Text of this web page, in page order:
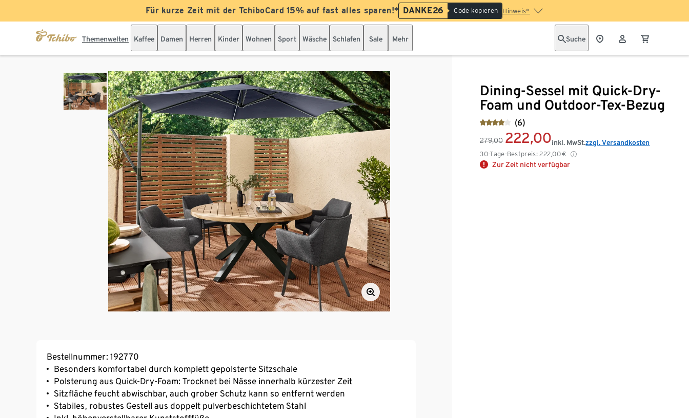
Für kurze Zeit mit der TchiboCard 15% auf fast alles sparen!* DANKE26 Code kopieren Hinweis*
Themenwelten Kaffee Damen Herren Kinder Wohnen Sport Wäsche Schlafen Sale Mehr Suche
Dining-Sessel mit Quick-Dry-
Foam und Outdoor-Tex-Bezug
(6)
279,00 222,00
30-Tage-Bestpreis: 222,00€
inkl. MwSt.zzgl. Versandkosten
Zur Zeit nicht verfügbar
Bestellnummer: 192770
Besonders komfortabel durch komplett gepolsterte Sitzschale
Polsterung aus Quick-Dry-Foam: Trocknet bei Nässe innerhalb kürzester Zeit
Sitzfläche feucht abwischbar, auch grober Schutz kann so entfernt werden
Stabiles, robustes Gestell aus doppelt pulverbeschichtetem Stahl